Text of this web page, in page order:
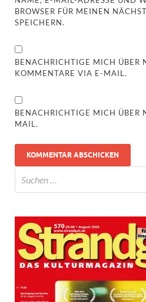
BROWSER FÜR MEINEN
SPEICHERN.
BENACHRICHTIGE MICH ÜBER
KOMMENTARE VIA E-MAIL.
BENACHRICHTIGE MICH ÜBER
MAIL.